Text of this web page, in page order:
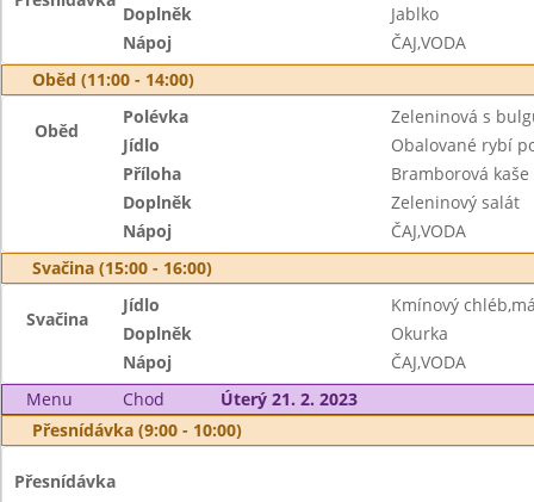
Doplněk
Jablko
Nápoj
ČAJ,VODA
Oběd (11:00 - 14:00)
Oběd
Polévka
Zeleninová s
Jídlo
Obalované rybí
Příloha
Bramborová kaše
Doplněk
Zeleninový salát
Nápoj
ČAJ,VODA
Svačina (15:00 - 16:00)
Svačina
Jídlo
Kmínový
Doplněk
Okurka
Nápoj
ČAJ,VODA
Menu
Chod
Úterý 21. 2. 2023
Přesnídávka (9:00 - 10:00)
Přesnídávka